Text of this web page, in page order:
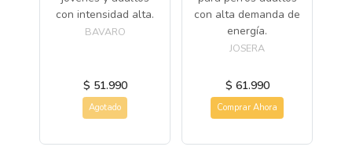
con intensidad alta.
BAVARO
$ 51.990
Agotado
con alta demanda de
energía.
JOSERA
$ 61.990
Comprar Ahora